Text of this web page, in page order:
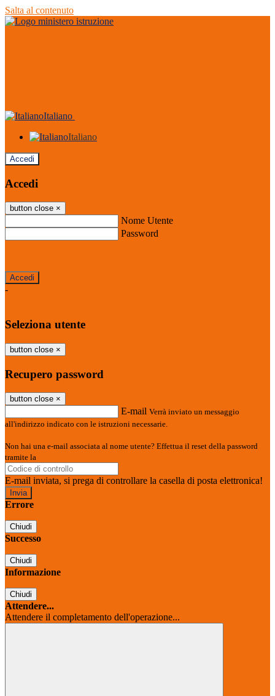
Salta al contenuto
Italiano
Italiano
Accedi
Accedi
button close ×
Nome Utente
Password
-
Seleziona utente
button close ×
Recupero password
button close ×
E-mail Verrà inviato un messaggio
all'indirizzo indicato con le istruzioni necessarie.
Non hai una e-mail associata al nome utente? Effettua il reset della password
tramite la
E-mail inviata, si prega di controllare la casella di posta elettronica!
Errore
Chiudi
Successo
Chiudi
Informazione
Chiudi
Attendere...
Attendere il completamento dell'operazione...